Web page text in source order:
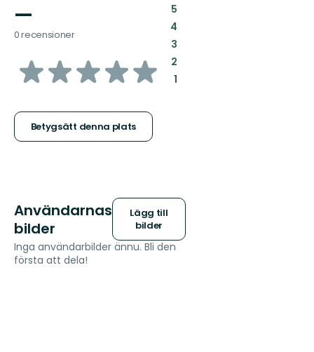
—
0 recensioner
av
stjärnor
Betygsätt denna plats
5:
4:
3:
2:
1:
Användarnas
bilder
Lägg till
bilder
Inga användarbilder ännu. Bli den
första att dela!